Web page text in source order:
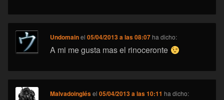
Undomainel05/04/2013 a las 08:07 ha dicho:
A mi me gusta mas el rinoceronte
Malvadoinglésel05/04/2013 a las 10:11 ha dicho: